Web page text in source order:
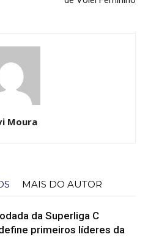
Moura
MAIS DO AUTOR
da Superliga C
primeiros líderes da